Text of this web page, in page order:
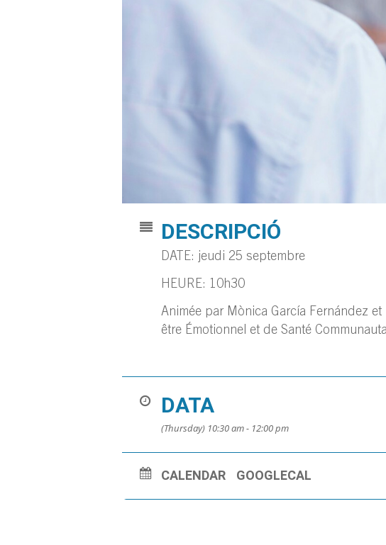
DESCRIPCIÓ
DATE: jeudi 25 septembre
HEURE: 10h30
Animée par Mònica García Fernández
être Émotionnel et de Santé
DATA
(Thursday) 10:30 am - 12:00 pm
CALENDAR GOOGLECAL